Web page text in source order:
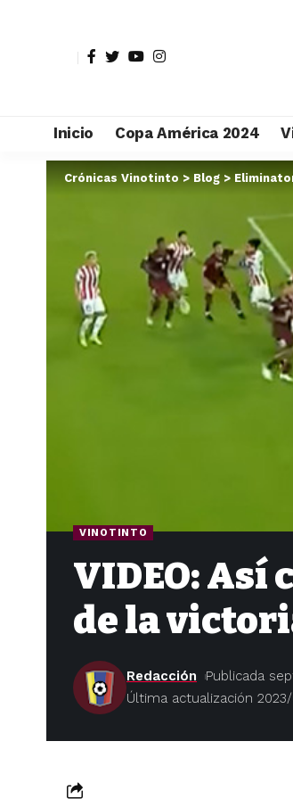
Inicio Copa América 2024
Crónicas Vinotinto > Blog >
VINOTINTO
VIDEO: Así
de la
Última actualización
Redacción Publicada